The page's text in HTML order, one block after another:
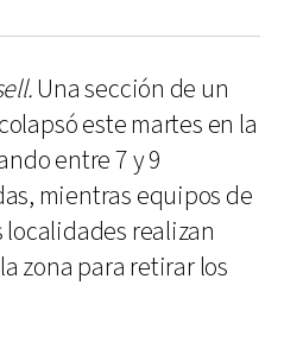
Una sección de un
este martes en la
entre 7 y 9
mientras equipos de
realizan
zona para retirar los